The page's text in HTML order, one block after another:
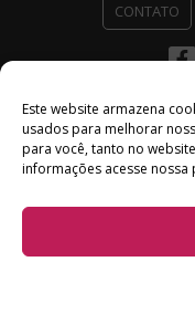
Este website armazena
usados ​​para melhorar
para você, tanto no
informações acesse nossa
CONTATO
Copyright 2026 Acesso